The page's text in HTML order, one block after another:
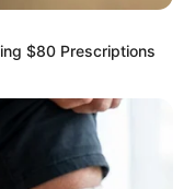
$80 Prescriptions